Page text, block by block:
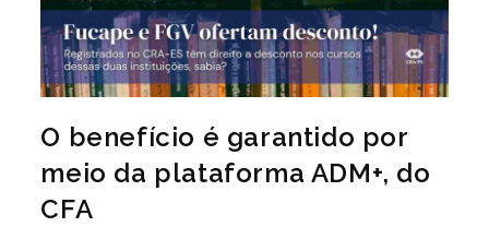
O benefício é garantido por
meio da plataforma ADM+, do
CFA